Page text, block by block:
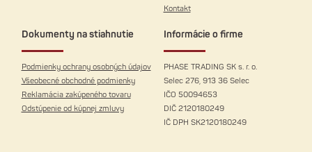
Kontakt
Dokumenty na stiahnutie
Podmienky ochrany osobných údajov
Všeobecné obchodné podmienky
Reklamácia zakúpeného tovaru
Odstúpenie od kúpnej zmluvy
Informácie o firme
PHASE TRADING SK s. r. o.
Selec 276, 913 36 Selec
IČO 50094653
DIČ 2120180249
IČ DPH SK2120180249